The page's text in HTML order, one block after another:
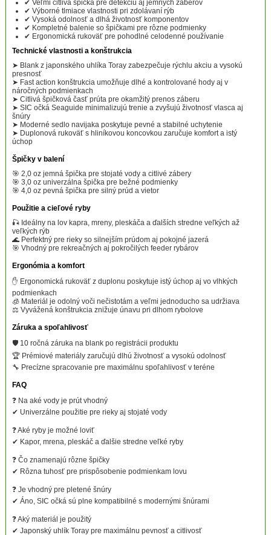
✔ Veľmi citlivá špička pre detekciu aj jemných záberov
✔ Výborné tlmiace vlastnosti pri zdolávaní rýb
✔ Vysoká odolnosť a dlhá životnosť komponentov
✔ Kompletné balenie so špičkami pre rôzne podmienky
✔ Ergonomická rukoväť pre pohodlné celodenné používanie
Technické vlastnosti a konštrukcia
➤ Blank z japonského uhlíka Toray zabezpečuje rýchlu akciu a vysokú
presnosť
➤ Fast action konštrukcia umožňuje dlhé a kontrolované hody aj v
náročných podmienkach
➤ Citlivá špičková časť prúta pre okamžitý prenos záberu
➤ SIC očká Seaguide minimalizujú trenie a zvyšujú životnosť vlasca aj
šnúry
➤ Moderné sedlo navijaka poskytuje pevné a stabilné uchytenie
➤ Duplonová rukoväť s hliníkovou koncovkou zaručuje komfort a istý
úchop
Špičky v balení
🎯 2,0 oz jemná špička pre stojaté vody a citlivé zábery
🎯 3,0 oz univerzálna špička pre bežné podmienky
🎯 4,0 oz pevná špička pre silný prúd a vietor
Použitie a cieľové ryby
🎣 Ideálny na lov kapra, mreny, pleskáča a ďalších stredne veľkých až
veľkých rýb
🌊 Perfektný pre rieky so silnejším prúdom aj pokojné jazerá
🎯 Vhodný pre rekreačných aj pokročilých feeder rybárov
Ergonómia a komfort
✋ Ergonomická rukoväť z duplonu poskytuje istý úchop aj vo vlhkých
podmienkach
🧊 Materiál je odolný voči nečistotám a veľmi jednoducho sa udržiava
⚖️ Vyvážená konštrukcia znižuje únavu pri dlhom rybolove
Záruka a spoľahlivosť
🛡️ 10 ročná záruka na blank po registrácii produktu
🏆 Prémiové materiály zaručujú dlhú životnosť a vysokú odolnosť
🔧 Precízne spracovanie pre maximálnu spoľahlivosť v teréne
FAQ
❓ Na aké vody je prút vhodný
✔ Univerzálne použitie pre rieky aj stojaté vody
❓ Aké ryby je možné loviť
✔ Kapor, mrena, pleskáč a ďalšie stredne veľké ryby
❓ Čo znamenajú rôzne špičky
✔ Rôzna tuhosť pre prispôsobenie podmienkam lovu
❓ Je vhodný pre pletené šnúry
✔ Áno, SIC očká sú plne kompatibilné s modernými šnúrami
❓ Aký materiál je použitý
✔ Japonský uhlík Toray pre maximálnu pevnosť a citlivosť